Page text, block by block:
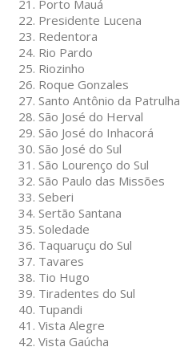
Porto Mauá
Presidente Lucena
Redentora
Rio Pardo
Riozinho
Roque Gonzales
Santo Antônio da Patrulha
São José do Herval
São José do Inhacorá
São José do Sul
São Lourenço do Sul
São Paulo das Missões
Seberi
Sertão Santana
Soledade
Taquaruçu do Sul
Tavares
Tio Hugo
Tiradentes do Sul
Tupandi
Vista Alegre
Vista Gaúcha